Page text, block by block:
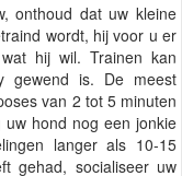
onthoud dat uw kleine
wordt, hij voor u er
hij wil. Trainen kan
gewend is. De meest
van 2 tot 5 minuten
hond nog een jonkie
langer als 10-15
gehad, socialiseer uw